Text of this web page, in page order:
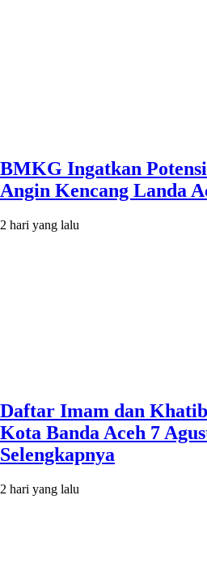
BMKG Ingatkan
Angin Kencang Landa
2 hari yang lalu
Daftar Imam dan
Kota Banda Aceh 7
Selengkapnya
2 hari yang lalu